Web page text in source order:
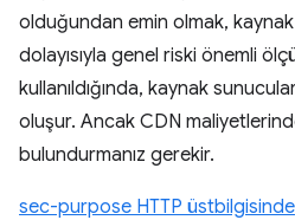
olduğundan emin olmak, kaynak
dolayısıyla genel riski önemli
kullanıldığında, kaynak
oluşur. Ancak CDN
bulundurmanız gerekir.
sec-purpose HTTP üstbilgisinde